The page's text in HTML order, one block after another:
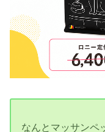
なんとマッサンペ